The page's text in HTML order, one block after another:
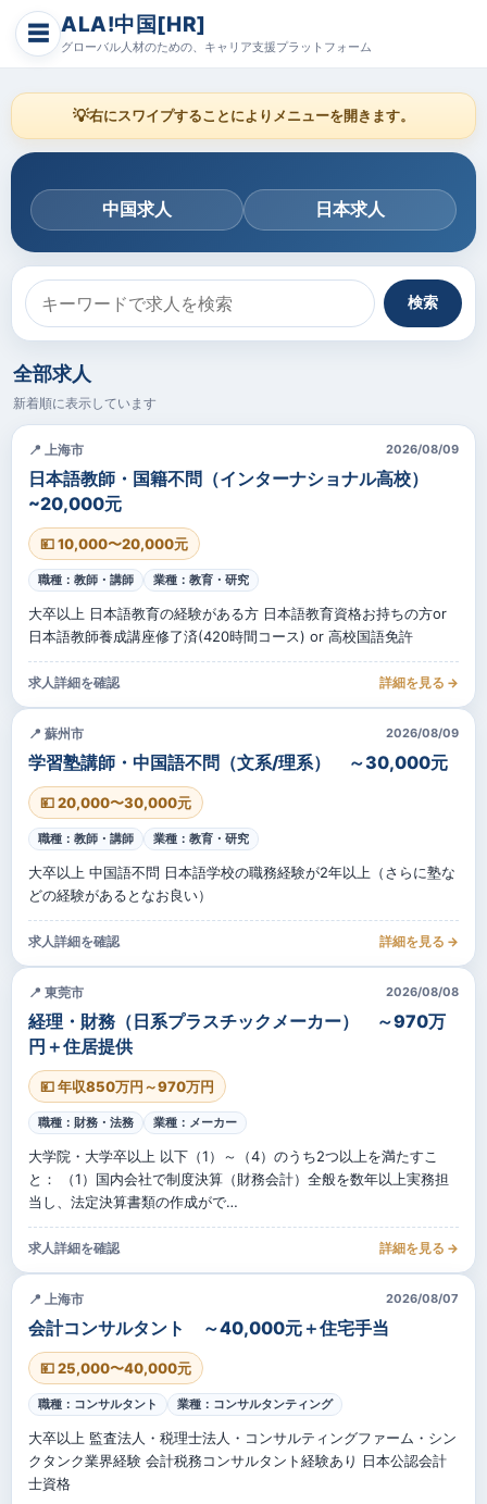
☰ ALA!中国[HR]
グローバル人材のための、キャリア支援プラットフォーム
💡右にスワイプすることによりメニューを開きます。
中国求人 日本求人
検索
全部求人
新着順に表示しています
📍 上海市 2026/08/09
日本語教師・国籍不問（インターナショナル高校）
~20,000元
💴 10,000〜20,000元
職種：教師・講師 業種：教育・研究
大卒以上 日本語教育の経験がある方 日本語教育資格お持ちの方or
日本語教師養成講座修了済(420時間コース) or 高校国語免許
求人詳細を確認 詳細を見る →
📍 蘇州市 2026/08/09
学習塾講師・中国語不問（文系/理系） ～30,000元
💴 20,000〜30,000元
職種：教師・講師 業種：教育・研究
大卒以上 中国語不問 日本語学校の職務経験が2年以上（さらに塾な
どの経験があるとなお良い）
求人詳細を確認 詳細を見る →
📍 東莞市 2026/08/08
経理・財務（日系プラスチックメーカー） ～970万
円＋住居提供
💴 年収850万円～970万円
職種：財務・法務 業種：メーカー
大学院・大学卒以上 以下（1）～（4）のうち2つ以上を満たすこ
と： （1）国内会社で制度決算（財務会計）全般を数年以上実務担
当し、法定決算書類の作成がで…
求人詳細を確認 詳細を見る →
📍 上海市 2026/08/07
会計コンサルタント ～40,000元＋住宅手当
💴 25,000〜40,000元
職種：コンサルタント 業種：コンサルタンティング
大卒以上 監査法人・税理士法人・コンサルティングファーム・シン
クタンク業界経験 会計税務コンサルタント経験あり 日本公認会計
士資格